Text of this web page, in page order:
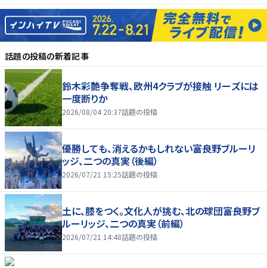
話題の投稿の新着記事
鈴木彩艶争奪戦、欧州4クラブが接触 リーズには
一度断りか
2026/08/04 20:37話題の投稿
優勝しても、消えるかもしれない――富良野ブルーリ
ッジ、二つの真実（後編）
2026/07/21 15:25話題の投稿
土に、膝をつく。文化人が挑む、北の球団――富良野ブ
ルーリッジ、二つの真実（前編）
2026/07/21 14:48話題の投稿